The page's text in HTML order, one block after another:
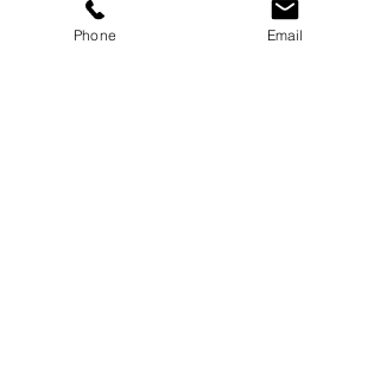
Erfahre mehr über unsere
Phone Email